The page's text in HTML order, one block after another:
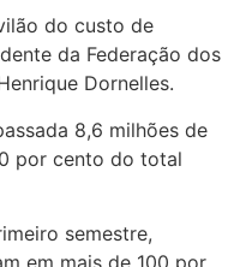
do custo de
da Federação dos
Dornelles.
8,6 milhões de
por cento do total
semestre,
em mais de 100 por